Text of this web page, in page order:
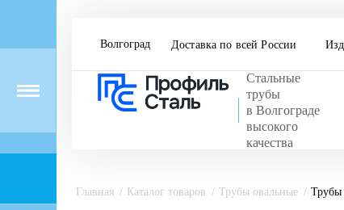
Волгоград Доставка по всей России
Стальные
трубы
в Волгограде
высокого
качества
Главная Каталог товаров Трубы овальные Трубы